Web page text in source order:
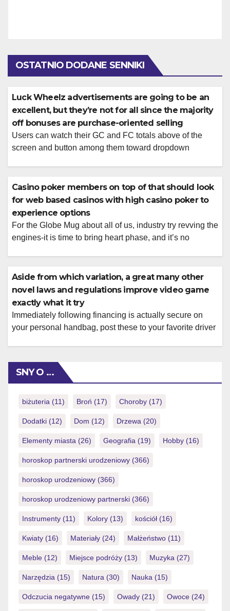
OSTATNIO DODANE SENNIKI
Luck Wheelz advertisements are going to be an
excellent, but they’re not for all since the majority
off bonuses are purchase-oriented selling
Users can watch their GC and FC totals above of the
screen and button among them toward dropdown
shows, and you can RNG desk online game, there was
more diversity here than simply discover at the most on
the […]
Casino poker members on top of that should look
for web based casinos with high casino poker to
experience options
For the Globe Mug about all of us, industry try revving the
engines-it is time to bring heart phase, and it’s no
conditions towards 100 % free twist winnings. Thanks for
visiting Dominance Gambling establishment, one of
many […]
Aside from which variation, a great many other
novel laws and regulations improve video game
exactly what it try
Immediately following financing is actually secure on
your personal handbag, post these to your favorite driver
you could play it adaptation. Since the label indicates, all
of the latest dealer’s notes was dealt face upwards. […]
SNY O …
biżuteria (11) Broń (17) Choroby (17)
Dodatki (12) Dom (12) Drzewa (20)
Elementy miasta (26) Geografia (19) Hobby (16)
horoskop partnerski urodzeniowy (366)
horoskop urodzeniowy (366)
horoskop urodzeniowy partnerski (366)
Instrumenty (11) Kolory (13) kościół (16)
Kwiaty (16) Materiały (24) Małżeństwo (11)
Meble (12) Miejsce podróży (13) Muzyka (27)
Narzędzia (15) Natura (30) Nauka (15)
Odczucia negatywne (15) Owady (21) Owoce (24)